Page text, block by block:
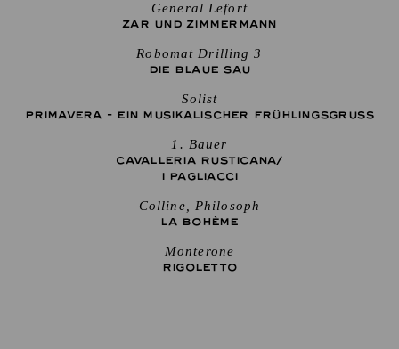
General Lefort
ZAR UND ZIMMERMANN
Robomat Drilling 3
DIE BLAUE SAU
Solist
PRIMAVERA - EIN MUSIKALISCHER FRÜHLINGSGRUSS
1. Bauer
CAVALLERIA RUSTICANA/
I PAGLIACCI
Colline, Philosoph
LA BOHÈME
Monterone
RIGO­LETTO